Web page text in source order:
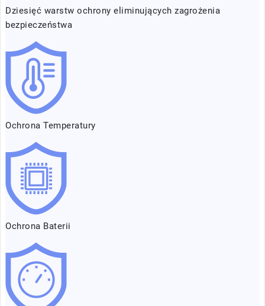
Dziesięć warstw ochrony eliminujących zagrożenia
bezpieczeństwa
Ochrona Temperatury
Ochrona Baterii